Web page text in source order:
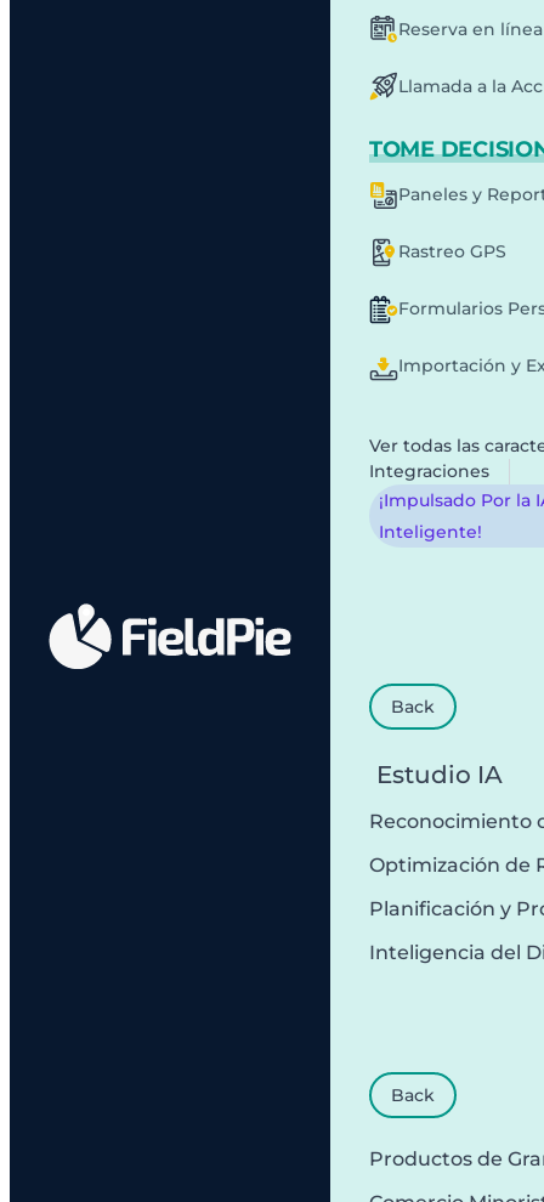
Reserva en línea
Llamada a la
TOME
Paneles y
Rastreo GPS
Formularios
Importación y
Ver todas las
Integraciones
¡Impulsado Por la
Inteligente!
Back
Estudio IA
Reconocimiento
Optimización de
Planificación y
Inteligencia del
Back
Productos de